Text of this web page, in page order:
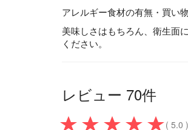
アレルギー食材の有無・買い
美味しさはもちろん、衛生面
ください。
レビュー 70件
( 5.0 )